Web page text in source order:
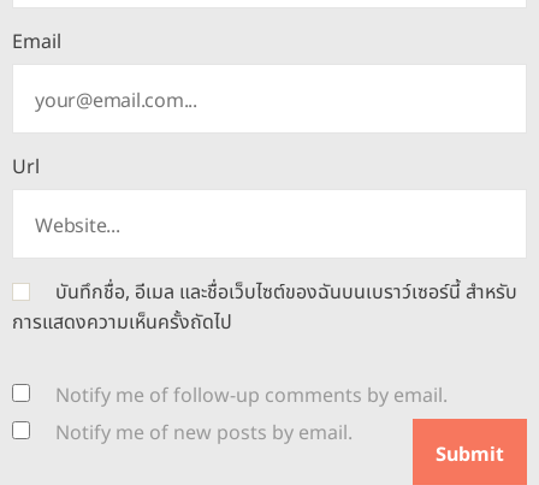
Email
Url
บันทึกชื่อ, อีเมล และชื่อเว็บไซต์ของฉันบนเบราว์เซอร์นี้ สำหรับ
การแสดงความเห็นครั้งถัดไป
Notify me of follow-up comments by email.
Notify me of new posts by email.